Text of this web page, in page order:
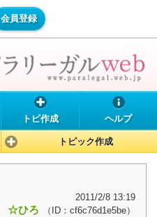
会員登録
トピ作成 ヘルプ
トピック作成
2011/2/8 13:19
☆ひろ （ID：cf6c76d1e5be）